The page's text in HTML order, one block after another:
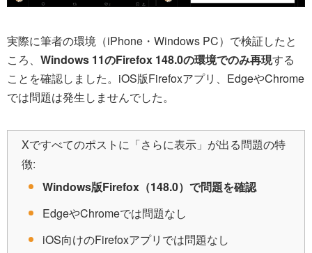
実際に筆者の環境（iPhone・Windows PC）で検証したと
ころ、 Windows 11のFirefox 148.0の環境でのみ再現する
ことを確認しました。iOS版Firefoxアプリ、EdgeやChrome
では問題は発生しませんでした。
Xですべてのポストに「さらに表示」が出る問題の特
徴:
Windows版Firefox（148.0）で問題を確認
EdgeやChromeでは問題なし
iOS向けのFirefoxアプリでは問題なし